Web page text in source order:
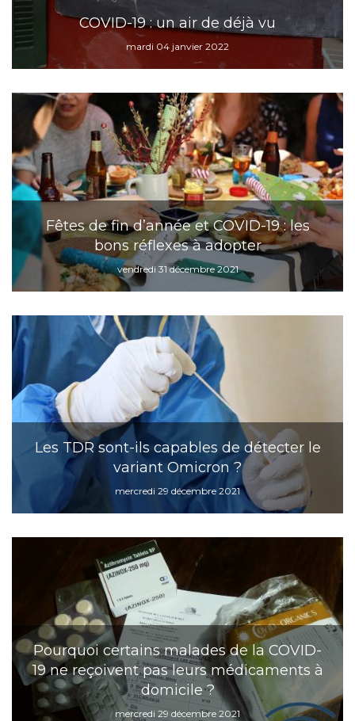
COVID-19 : un air de déjà vu
mardi 04 janvier 2022
Fêtes de fin d’année et COVID-19 : les
bons réflexes à adopter
vendredi 31 décembre 2021
Les TDR sont-ils capables de détecter le
variant Omicron ?
mercredi 29 décembre 2021
Pourquoi certains malades de la COVID-
19 ne reçoivent pas leurs médicaments à
domicile ?
mercredi 29 décembre 2021